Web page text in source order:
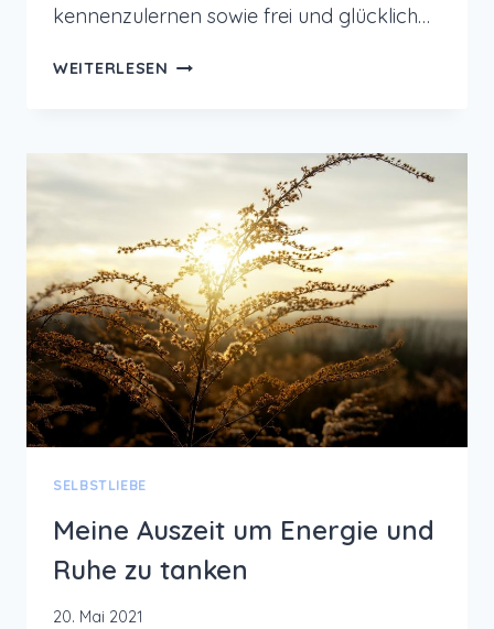
kennenzulernen sowie frei und glücklich…
WEITERLESEN LOSLASSEN
SELBST
ZU
SEIN
SELBSTLIEBE
Meine Auszeit um Energie und
Ruhe zu tanken
20. Mai 2021